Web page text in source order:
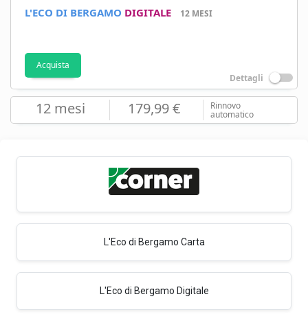
L'ECO DI BERGAMO DIGITALE 12 MESI
Acquista
Dettagli
12 mesi 179,99 € Rinnovo
automatico
L'Eco di Bergamo Carta
L'Eco di Bergamo Digitale